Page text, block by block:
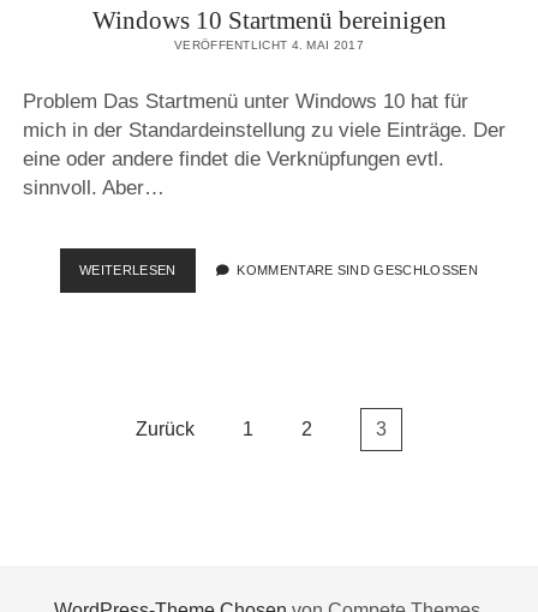
WRAPPER-
SKRIPT
Windows 10 Startmenü bereinigen
VERÖFFENTLICHT 4. MAI 2017
Problem Das Startmenü unter Windows 10 hat für
mich in der Standardeinstellung zu viele Einträge. Der
eine oder andere findet die Verknüpfungen evtl.
sinnvoll. Aber…
WEITERLESEN WINDOWS
10
KOMMENTARE SIND GESCHLOSSEN
Seitennummerierung
Zurück 1 2 3